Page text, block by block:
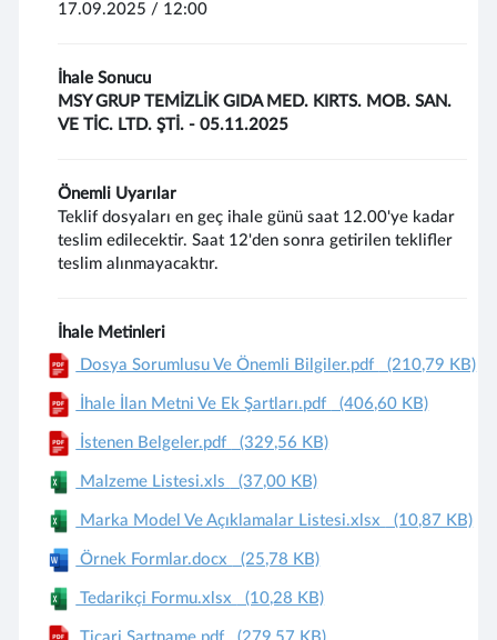
17.09.2025 / 12:00
İhale Sonucu
MSY GRUP TEMİZLİK GIDA MED. KIRTS. MOB. SAN.
VE TİC. LTD. ŞTİ. - 05.11.2025
Önemli Uyarılar
Teklif dosyaları en geç ihale günü saat 12.00'ye kadar
teslim edilecektir. Saat 12'den sonra getirilen teklifler
teslim alınmayacaktır.
İhale Metinleri
Dosya Sorumlusu Ve Önemli Bilgiler.pdf
(210,79 KB)
İhale İlan Metni Ve Ek Şartları.pdf (406,60 KB)
İstenen Belgeler.pdf (329,56 KB)
Malzeme Listesi.xls (37,00 KB)
Marka Model Ve Açıklamalar Listesi.xlsx (10,87 KB)
Örnek Formlar.docx (25,78 KB)
Tedarikçi Formu.xlsx (10,28 KB)